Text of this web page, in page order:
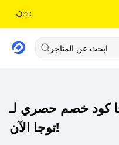
ابحث عن المتاجر
كود خصم حصري لـ
توجا الآن!